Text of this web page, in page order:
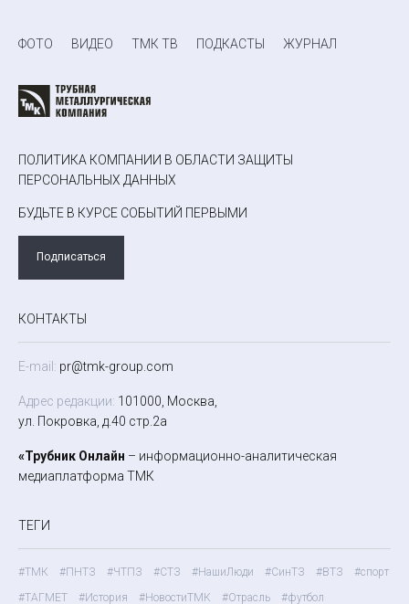
ФОТО ВИДЕО ТМК ТВ ПОДКАСТЫ ЖУРНАЛ
ПОЛИТИКА КОМПАНИИ В ОБЛАСТИ ЗАЩИТЫ
ПЕРСОНАЛЬНЫХ ДАННЫХ
БУДЬТЕ В КУРСЕ СОБЫТИЙ ПЕРВЫМИ
Подписаться
КОНТАКТЫ
E-mail: pr@tmk-group.com
Адрес редакции: 101000, Москва,
ул. Покровка, д.40 стр.2а
«Трубник Онлайн – информационно-аналитическая
медиаплатформа ТМК
ТЕГИ
#ТМК #ПНТЗ #ЧТПЗ #СТЗ #НашиЛюди #СинТЗ #ВТЗ
#спорт
#ТАГМЕТ
#История #НовостиТМК #Отрасль #футбол